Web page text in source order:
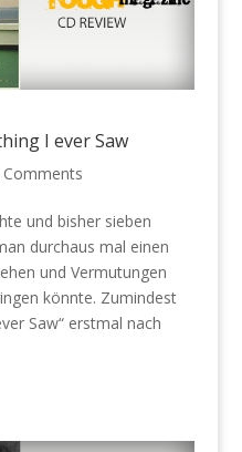
I ever Saw
Comments
und bisher sieben
durchaus mal einen
und Vermutungen
könnte. Zumindest
Saw“ erstmal nach